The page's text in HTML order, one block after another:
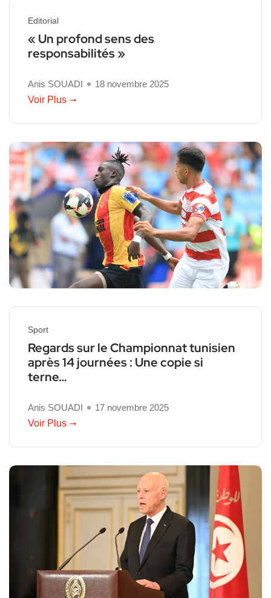
Editorial
« Un profond sens des
responsabilités »
Anis SOUADI
18 novembre 2025
Voir Plus
Sport
Regards sur le Championnat tunisien
après 14 journées : Une copie si
terne…
Anis SOUADI
17 novembre 2025
Voir Plus